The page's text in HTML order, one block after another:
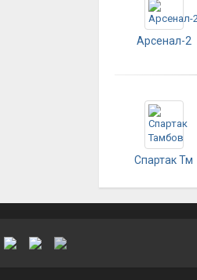
Арсенал-2
Спартак Тм